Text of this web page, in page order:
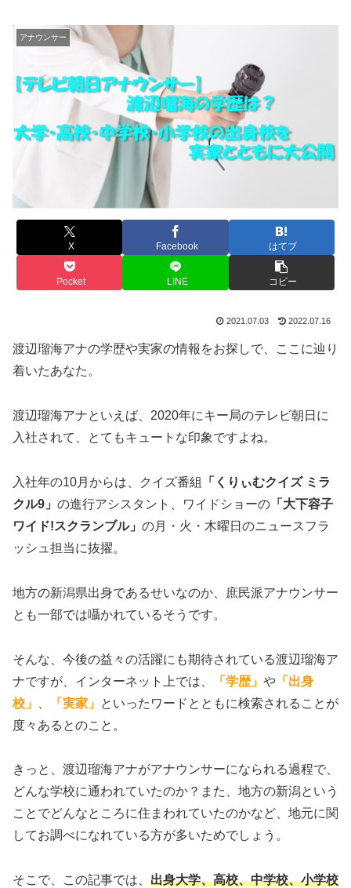
アナウンサー
X Facebook はてブ
Pocket LINE コピー
2021.07.03 2022.07.16
渡辺瑠海アナの学歴や実家の情報をお探しで、ここに辿り
着いたあなた。
渡辺瑠海アナといえば、2020年にキー局のテレビ朝日に
入社されて、とてもキュートな印象ですよね。
入社年の10月からは、クイズ番組
「くりぃむクイズ ミラ
クル9」 の進行アシスタント、ワイドショーの 「大下容子
ワイド!スクランブル」 の月・火・木曜日のニュースフラ
ッシュ担当に抜擢。
地方の新潟県出身であるせいなのか、庶民派アナウンサー
とも一部では囁かれているそうです。
そんな、今後の益々の活躍にも期待されている渡辺瑠海ア
ナですが、インターネット上では、
「学歴」 や 「出身
校」
「実家」 といったワードとともに検索されることが
度々あるとのこと。
きっと、渡辺瑠海アナがアナウンサーになられる過程で、
どんな学校に通われていたのか？また、地方の新潟という
ことでどんなところに住まわれていたのかなど、地元に関
してお調べになれている方が多いためでしょう。
そこで、この記事では、 出身大学、高校、中学校、小学校